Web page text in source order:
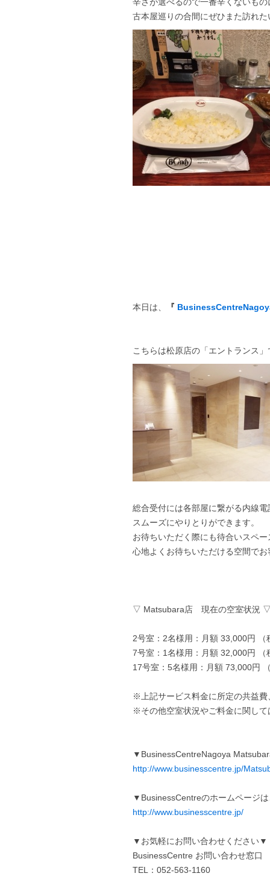
古本屋巡りの合間にぜひまた訪れた
本日は、 『
こちらは松原店の「エントランス」
総合受付には各部屋に繋がる内線
スムーズにやりとりができます。
お待ちいただく際にも待合いスペ
心地よくお待ちいただける空間で
▽ Matsubara店 現在の空室状況
2号室：2名様用：月額 33,000円 （
7号室：1名様用：月額 32,000円 （
17号室：5名様用：月額 73,000円
※上記サービス料金に所定の共益
※その他空室状況やご料金に関し
▼BusinessCentreNagoya
http://www.businesscentre.jp/
▼BusinessCentreのホームページ
http://www.businesscentre.jp/
▼お気軽にお問い合わせください▼
BusinessCentre お問い合わせ窓口
TEL：052-563-1160